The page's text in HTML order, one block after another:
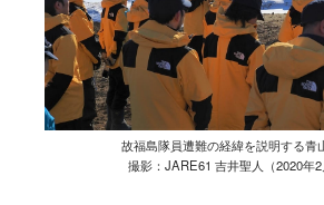
故福島隊員遭難の経緯を説明する青
撮影：JARE61 吉井聖人（2020年2